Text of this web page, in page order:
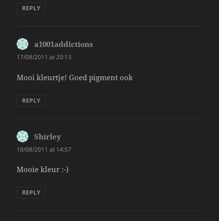
REPLY
a1001addictions
17/08/2011 at 20:13
Mooi kleurtje! Goed pigment ook
REPLY
Shirley
18/08/2011 at 14:57
Mooie kleur :-)
REPLY